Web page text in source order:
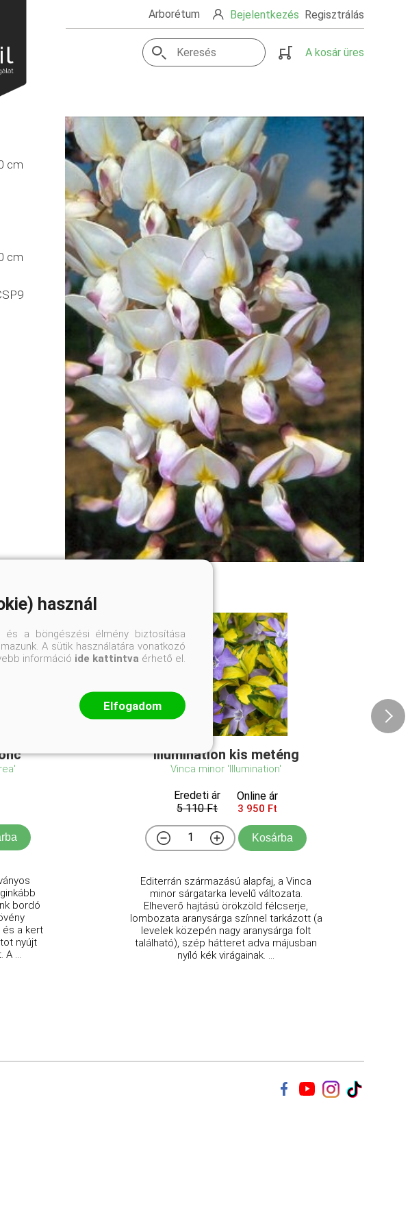
Arborétum Bejelentkezés Regisztrálás
A kosár üres
cm
cm
bordó
és a kert
nyújt
A ...
Illumination kis meténg
Vinca minor 'Illumination'
Eredeti ár
5 110 Ft
Online ár
3 950 Ft
Kosárba
Editerrán származású alapfaj, a Vinca
minor sárgatarka levelű változata.
Elheverő hajtású örökzöld félcserje,
lombozata aranysárga színnel tarkázott (a
levelek közepén nagy aranysárga folt
található), szép hátteret adva májusban
nyíló kék virágainak. ...
használ
és a böngészési élmény biztosítása
A sütik használatára vonatkozó
információ ide kattintva érhető el.
Elfogadom